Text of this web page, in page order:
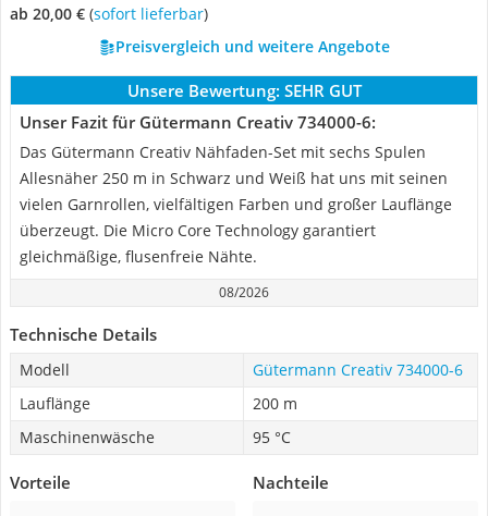
ab 20,00 € ( Sofort lieferbar)
Preisvergleich und weitere Angebote
Unsere Bewertung: SEHR GUT
Unser Fazit für Gütermann Creativ 734000-6:
Das Gütermann Creativ Nähfaden-Set mit sechs Spulen
Allesnäher 250 m in Schwarz und Weiß hat uns mit seinen
vielen Garnrollen, vielfältigen Farben und großer Lauflänge
überzeugt. Die Micro Core Technology garantiert
gleichmäßige, flusenfreie Nähte.
08/2026
Technische Details
Modell
Gütermann Creativ 734000-6
Lauflänge
200 m
Maschinenwäsche
95 °C
Vorteile Nachteile